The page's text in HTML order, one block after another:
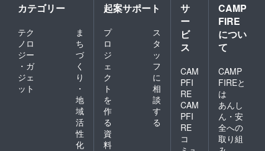
カテゴリー
テク
ノロ
ジー
・ガ
ジェ
ット
ま
ち
づ
く
り
・
地
域
活
性
化
起案サポート
プ
ロ
ジ
ェ
ク
ト
を
作
る
ス
タ
ッ
フ
に
相
談
す
る
資
料
サ
ー
ビ
ス
CAM
PFI
RE
CAM
PFI
RE
コ
CAMP
FIRE
につい
て
CAMP
FIREと
は
あんし
ん・安
全への
取り組